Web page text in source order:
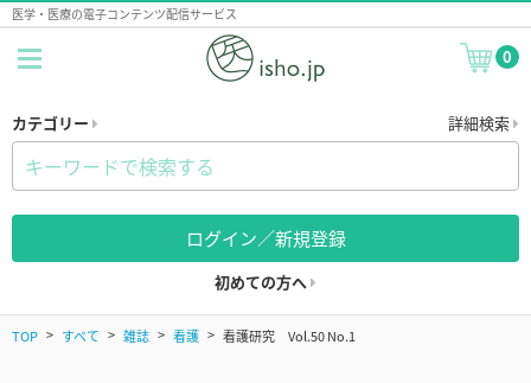
医学・医療の電子コンテンツ配信サービス
0
カテゴリー 詳細検索
ログイン／新規登録
初めての方へ
TOP すべて 雑誌 看護 看護研究 Vol.50 No.1